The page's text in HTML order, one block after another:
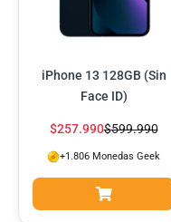
iPhone 13 128GB (Sin
Face ID)
$257.990$599.990
+1.806 Monedas Geek